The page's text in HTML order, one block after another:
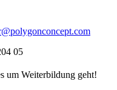
@polygonconcept.com
05
um Weiterbildung geht!